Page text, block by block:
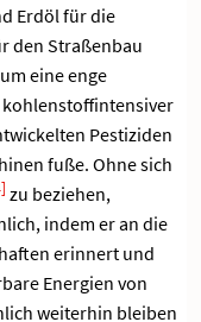
Erdöl für die
den Straßenbau
eine enge
Pestiziden
fuße. Ohne sich
zu beziehen,
indem er an die
erinnert und
Energien von
weiterhin bleiben